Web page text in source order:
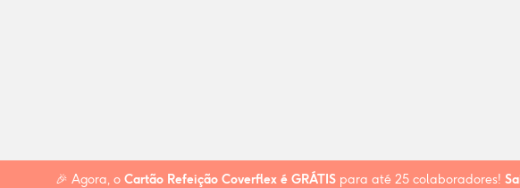
🎉 Agora, o Cartão Refeição Coverflex é GRÁTIS para até 25 colaboradores!